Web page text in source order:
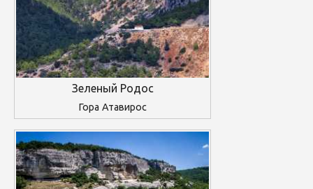
Зеленый Родос
Гора Атавирос